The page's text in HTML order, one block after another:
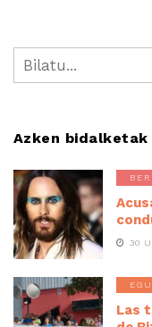
Azken bidalketak
30
Las